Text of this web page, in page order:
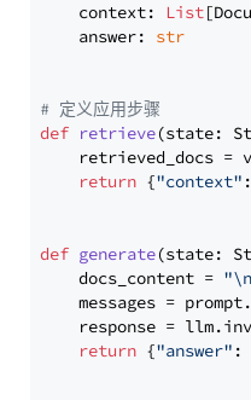
    context:
List
    answer:
str
# 定义应用步骤
def retrieve(state:
retrieved_docs =
return {"context"
def generate(state:
    docs_content =
messages =
response =
return {"answer" :